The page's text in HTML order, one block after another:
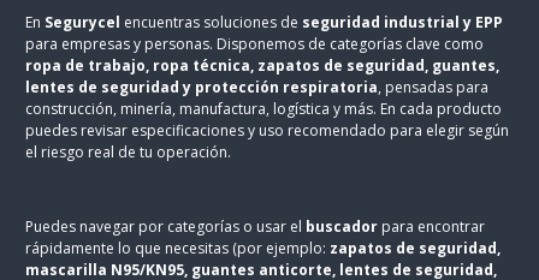
En Segurycel encuentras soluciones de seguridad industrial y EPP
para empresas y personas. Disponemos de categorías clave como
ropa de trabajo, ropa técnica, zapatos de seguridad, guantes,
lentes de seguridad y protección respiratoria, pensadas para
construcción, minería, manufactura, logística y más. En cada producto
puedes revisar especificaciones y uso recomendado para elegir según
el riesgo real de tu operación.
Puedes navegar por categorías o usar el buscador para encontrar
rápidamente lo que necesitas (por ejemplo: zapatos de seguridad,
mascarilla N95/KN95, guantes anticorte, lentes de seguridad,